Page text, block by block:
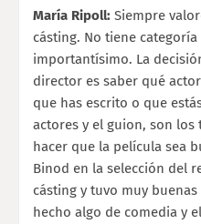
María Ripoll: Siempre
cásting. No tiene
importantísimo. La
director es saber qué
que has escrito o que
actores y el guion, son
hacer que la película sea
Binod en la selección del
cásting y tuvo muy buenas
hecho algo de comedia y